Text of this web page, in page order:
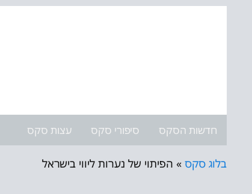
חדשות הסקס סיפורי סקס עצות סקס
בלוג סקס » הפיתוי של נערות ליווי בישראל